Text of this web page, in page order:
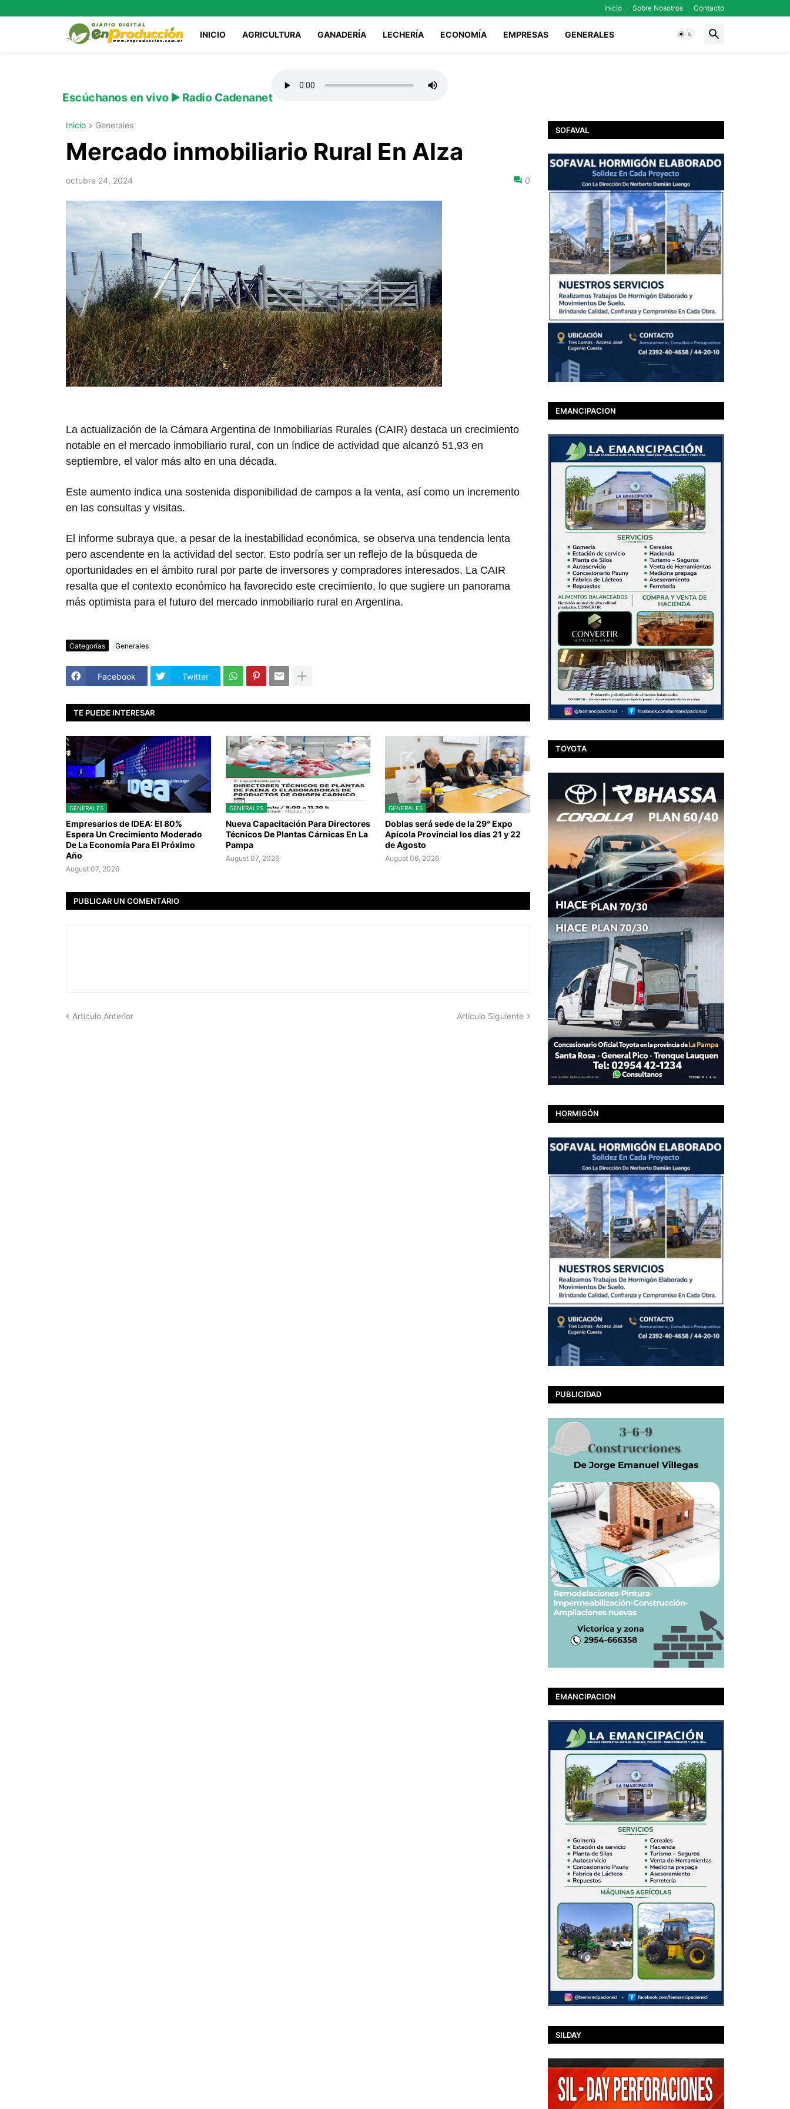
Inicio Sobre Nosotros Contacto
INICIO AGRICULTURA GANADERÍA LECHERÍA ECONOMÍA EMPRESAS GENERALES
Escúchanos en vivo ▶️ Radio Cadenanet
Inicio Generales
Mercado inmobiliario Rural En Alza
octubre 24, 2024 0
La actualización de la Cámara Argentina de Inmobiliarias Rurales (CAIR) destaca un crecimiento
notable en el mercado inmobiliario rural, con un índice de actividad que alcanzó 51,93 en
septiembre, el valor más alto en una década.
Este aumento indica una sostenida disponibilidad de campos a la venta, así como un incremento
en las consultas y visitas.
El informe subraya que, a pesar de la inestabilidad económica, se observa una tendencia lenta
pero ascendente en la actividad del sector. Esto podría ser un reflejo de la búsqueda de
oportunidades en el ámbito rural por parte de inversores y compradores interesados. La CAIR
resalta que el contexto económico ha favorecido este crecimiento, lo que sugiere un panorama
más optimista para el futuro del mercado inmobiliario rural en Argentina.
Categorías Generales
Facebook Twitter
TE PUEDE INTERESAR
GENERALES
Empresarios de IDEA: El 80%
Espera Un Crecimiento Moderado
De La Economía Para El Próximo
Año
August 07, 2026
GENERALES
Nueva Capacitación Para Directores
Técnicos De Plantas Cárnicas En La
Pampa
August 07, 2026
GENERALES
Doblas será sede de la 29° Expo
Apícola Provincial los días 21 y 22
de Agosto
August 06, 2026
PUBLICAR UN COMENTARIO
Artículo Anterior Artículo Siguiente
SOFAVAL
EMANCIPACION
TOYOTA
HORMIGÓN
PUBLICIDAD
EMANCIPACION
SILDAY